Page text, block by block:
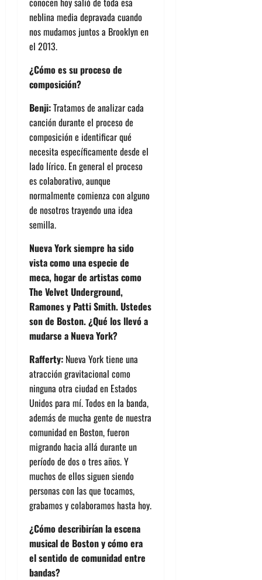
neblina media depravada cuando
nos mudamos juntos a Brooklyn en
el 2013.
¿Cómo es su proceso de
composición?
Benji:Tratamos de analizar cada
canción durante el proceso de
composición e identificar qué
necesita específicamente desde el
lado lírico. En general el proceso
es colaborativo, aunque
normalmente comienza con alguno
de nosotros trayendo una idea
semilla.
Nueva York siempre ha sido
vista como una especie de
meca, hogar de artistas como
The Velvet Underground,
Ramones y Patti Smith. Ustedes
son de Boston. ¿Qué los llevó a
mudarse a Nueva York?
Rafferty: Nueva York tiene una
atracción gravitacional como
ninguna otra ciudad en Estados
Unidos para mí. Todos en la banda,
además de mucha gente de nuestra
comunidad en Boston, fueron
migrando hacia allá durante un
período de dos o tres años. Y
muchos de ellos siguen siendo
personas con las que tocamos,
grabamos y colaboramos hasta hoy.
¿Cómo describirían la escena
musical de Boston y cómo era
el sentido de comunidad entre
bandas?